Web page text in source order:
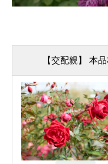
【交配親】 本